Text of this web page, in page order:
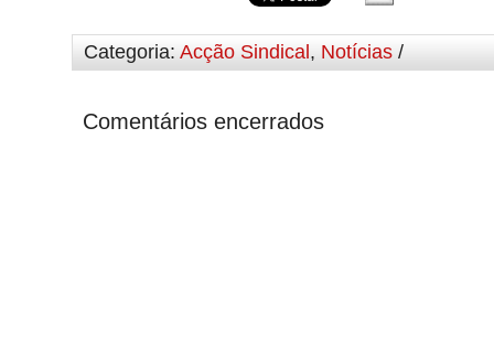
Categoria: Acção Sindical , Notícias /
Comentários encerrados